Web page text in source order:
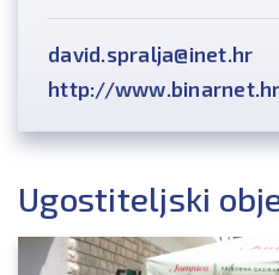
david.spralja@inet.hr
http://
Ugostiteljski